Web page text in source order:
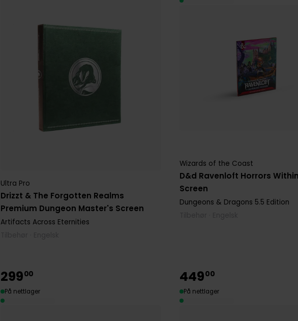
Drizzt & The Forgotten Realms
Premium Dungeon Master's Screen
Ultra Pro
Artifacts Across Eternities
D&d Ravenloft Horrors
Screen
Wizards of the Coast
Dungeons & Dragons 5.5 Edition
29900
På nettlager
44900
På nettlager